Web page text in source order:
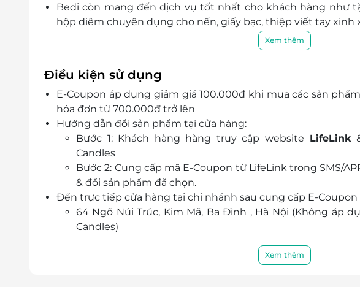
Bedi còn mang đến dịch vụ tốt nhất cho khách hàng như
hộp diêm chuyên dụng cho nến, giấy bạc, thiệp viết tay xinh
Đặc biệt, bạn có thể giới thiệu những bản nhạc thư giãn
nến để bạn có thể quét và nghe nhạc cùng với hương thơm
Bedi có các gói quà tặng phù hợp với từng ngân sách của
thể lựa chọn và trao yêu thương của mình đến những người
Xem thêm
Điều kiện sử dụng
E-Coupon áp dụng giảm giá 100.000đ khi mua các sản
hóa đơn từ 700.000đ trở lên
Hướng dẫn đổi sản phẩm tại cửa hàng:
Bước 1: Khách hàng hàng truy cập website LifeLink
Candles
Bước 2: Cung cấp mã E-Coupon từ LifeLink trong SMS/
& đổi sản phẩm đã chọn.
Đến trực tiếp cửa hàng tại chi nhánh sau cung cấp E-Coupon
64 Ngõ Núi Trúc, Kim Mã, Ba Đình , Hà Nội (Không áp
Candles)
Đăng ký giao hàng tận nơi theo giá đơn vị vận chuyển
Xem thêm